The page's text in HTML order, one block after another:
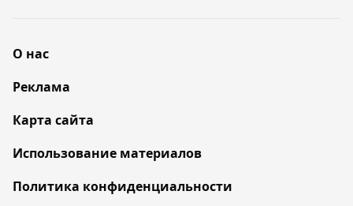
О нас
Реклама
Карта сайта
Использование материалов
Политика конфиденциальности